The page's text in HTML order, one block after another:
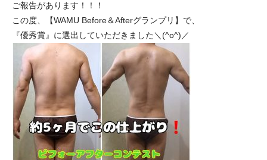
ご報告があります！！！
この度、【WAMU Before＆Afterグランプリ】で、
『優秀賞』に選出していただきました＼(^o^)／